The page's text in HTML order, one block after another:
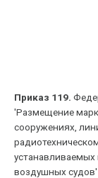
Приказ 119.
'Размещение
сооружениях,
устанавливаемых
воздушных судов'